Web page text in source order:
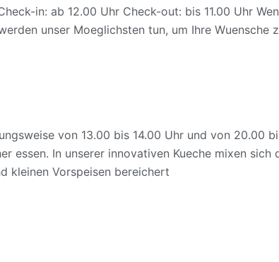
in: ab 12.00 Uhr Check-out: bis 11.00 Uhr
unser Moeglichsten tun, um Ihre Wuensche
von 13.00 bis 14.00 Uhr und von 20.00
essen. In unserer innovativen Kueche mixen
kleinen Vorspeisen bereichert